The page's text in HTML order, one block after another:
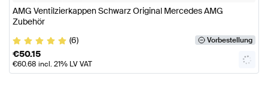
AMG Ventilzierkappen Schwarz Original Mercedes AMG
Zubehör
(6)
Vorbestellung
€50.15
€60.68 incl. 21% LV VAT